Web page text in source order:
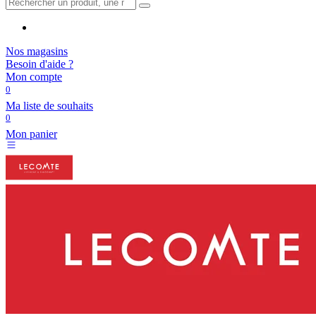
Nos magasins
Besoin d'aide ?
Mon compte
0
Ma liste de souhaits
0
Mon panier